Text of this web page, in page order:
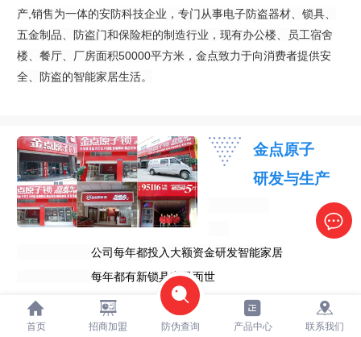
产,销售为一体的安防科技企业， 专门从事电子防盗器材、锁具、
五金制品、防盗门和保险柜的制造行业， 现有办公楼、员工宿舍
楼、餐厅、厂房面积50000平方米， 金点致力于向消费者提供安
全、防盗的智能家居生活。
金点原子
研发与生产
公司每年都投入大额资金研发智能家居
每年都有新锁具产品面世
每月可生产上万枚锁具
在智能家居上正昂首阔步前进
首页 招商加盟 防伪查询 产品中心 联系我们